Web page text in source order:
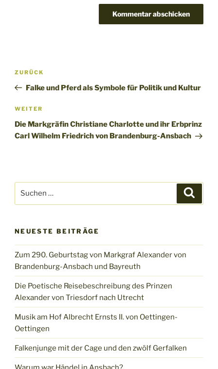
Beitragsnavigation
Vorheriger
Beitrag
ZURÜCK
Falke und Pferd als Symbole für Politik und Kultur
Nächster
Beitrag
WEITER
Die Markgräfin Christiane Charlotte und ihr Erbprinz
Carl Wilhelm Friedrich von Brandenburg-Ansbach
nach:
NEUESTE BEITRÄGE
Zum 290. Geburtstag von Markgraf Alexander von
Brandenburg-Ansbach und Bayreuth
Die Poetische Reisebeschreibung des Prinzen
Alexander von Triesdorf nach Utrecht
Musik am Hof Albrecht Ernsts II. von Oettingen-
Oettingen
Falkenjunge mit der Cage und den zwölf Gerfalken